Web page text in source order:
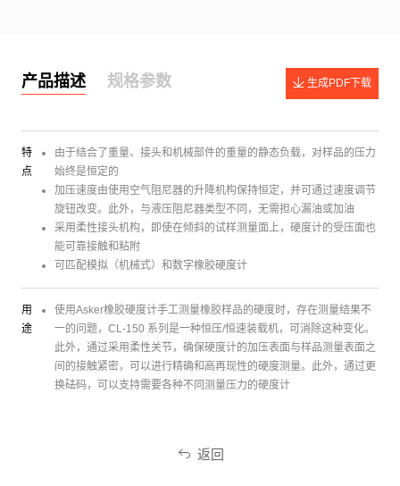
产品描述 规格参数 生成PDF下载
特
点
由于结合了重量、接头和机械部件的重量的静态负载，对样品的压力
始终是恒定的
加压速度由使用空气阻尼器的升降机构保持恒定，并可通过速度调节
旋钮改变。此外，与液压阻尼器类型不同，无需担心漏油或加油
采用柔性接头机构，即使在倾斜的试样测量面上，硬度计的受压面也
能可靠接触和粘附
可匹配模拟（机械式）和数字橡胶硬度计
用
途
使用Asker橡胶硬度计手工测量橡胶样品的硬度时，存在测量结果不
一的问题，CL-150 系列是一种恒压/恒速装载机，可消除这种变化。
此外，通过采用柔性关节，确保硬度计的加压表面与样品测量表面之
间的接触紧密，可以进行精确和高再现性的硬度测量。此外，通过更
换砝码，可以支持需要各种不同测量压力的硬度计
返回